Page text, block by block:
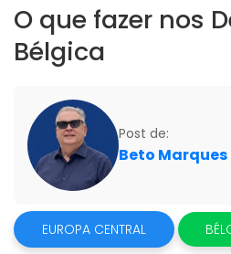
O que fazer nos
Bélgica
Post de:
Beto Marques
EUROPA CENTRAL